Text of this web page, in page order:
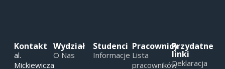
Kontakt
al.
Mickiewicza
Wydział
O Nas
Studenci
Informacje
Pracownicy
Lista
pracowników
Przydatne
linki
Deklaracja